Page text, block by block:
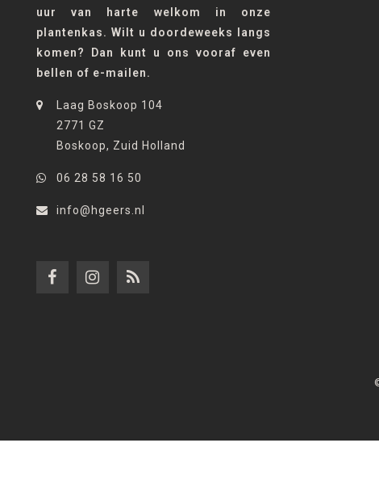
uur van harte welkom in onze
plantenkas. Wilt u doordeweeks langs
komen? Dan kunt u ons vooraf even
bellen of e-mailen.
Laag Boskoop 104
2771 GZ
Boskoop, Zuid Holland
06 28 58 16 50
info@hgeers.nl